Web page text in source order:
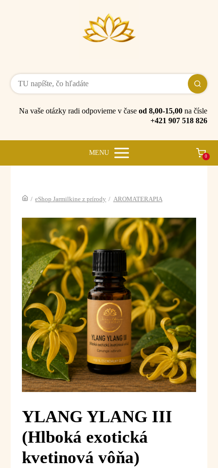
Na vaše otázky radi odpovieme v čase od 8,00-15,00na čísle
+421 907 518 826
MENU 0
/ eShop Jarmilkine z prírody / AROMATERAPIA
YLANG YLANG III
(Hlboká exotická
kvetinová vôňa)